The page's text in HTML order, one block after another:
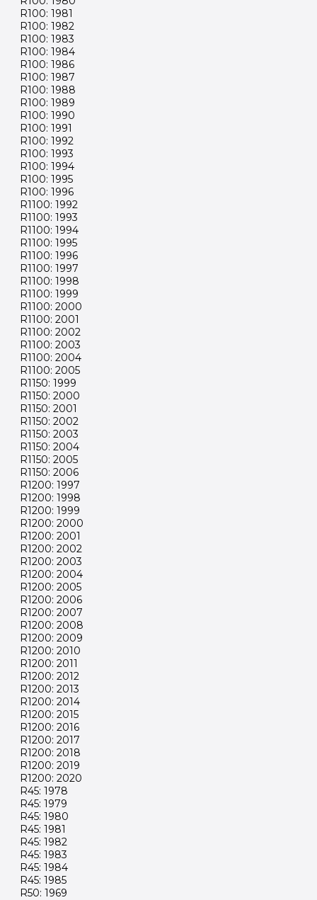
R100: 1981
R100: 1982
R100: 1983
R100: 1984
R100: 1986
R100: 1987
R100: 1988
R100: 1989
R100: 1990
R100: 1991
R100: 1992
R100: 1993
R100: 1994
R100: 1995
R100: 1996
R1100: 1992
R1100: 1993
R1100: 1994
R1100: 1995
R1100: 1996
R1100: 1997
R1100: 1998
R1100: 1999
R1100: 2000
R1100: 2001
R1100: 2002
R1100: 2003
R1100: 2004
R1100: 2005
R1150: 1999
R1150: 2000
R1150: 2001
R1150: 2002
R1150: 2003
R1150: 2004
R1150: 2005
R1150: 2006
R1200: 1997
R1200: 1998
R1200: 1999
R1200: 2000
R1200: 2001
R1200: 2002
R1200: 2003
R1200: 2004
R1200: 2005
R1200: 2006
R1200: 2007
R1200: 2008
R1200: 2009
R1200: 2010
R1200: 2011
R1200: 2012
R1200: 2013
R1200: 2014
R1200: 2015
R1200: 2016
R1200: 2017
R1200: 2018
R1200: 2019
R1200: 2020
R45: 1978
R45: 1979
R45: 1980
R45: 1981
R45: 1982
R45: 1983
R45: 1984
R45: 1985
R50: 1969